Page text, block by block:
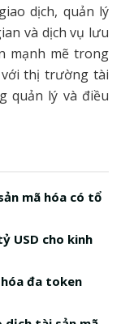
dịch, quản lý
và dịch vụ lưu
mạnh mẽ trong
với thị trường tài
quản lý và điều
mã hóa có tổ
USD cho kinh
hóa đa token